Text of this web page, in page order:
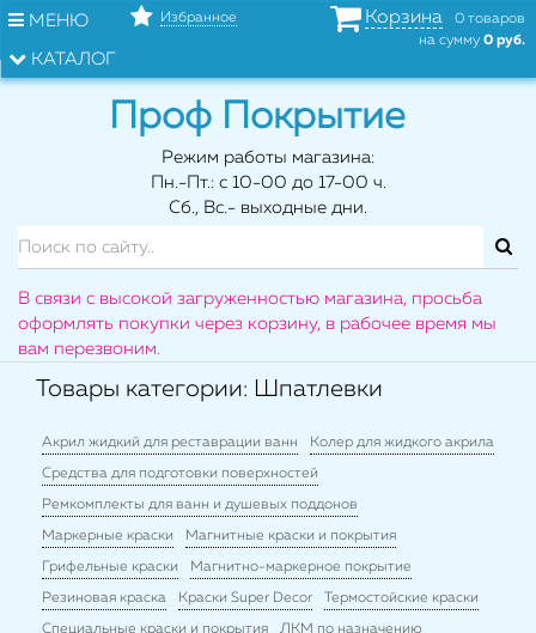
МЕНЮ
КАТАЛОГ
Избранное Корзина
0 товаров
на сумму 0 руб.
Проф Покрытие
Режим работы магазина:
Пн.-Пт.: с 10-00 до 17-00 ч.
Сб., Вс.- выходные дни.
В связи с высокой загруженностью магазина, просьба
оформлять покупки через корзину, в рабочее время мы
вам перезвоним.
Товары категории: Шпатлевки
Акрил жидкий для реставрации ванн Колер для жидкого акрила
Средства для подготовки поверхностей
Ремкомплекты для ванн и душевых поддонов
Маркерные краски Магнитные краски и покрытия
Грифельные краски Магнитно-маркерное покрытие
Резиновая краска Краски Super Decor Термостойские краски
Специальные краски и покрытия ЛКМ по назначению